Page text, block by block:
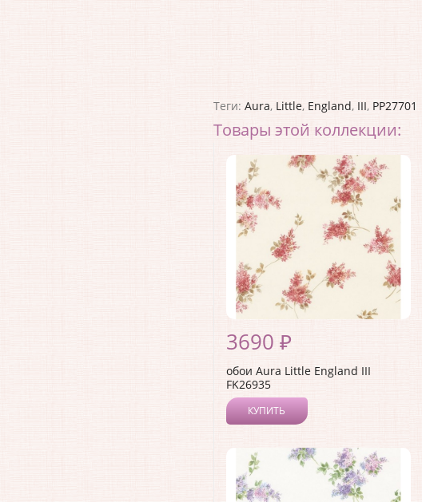
Теги: Aura, Little, England, III, PP27701
Товары этой коллекции:
3690 ₽
обои Aura Little England III
FK26935
КУПИТЬ